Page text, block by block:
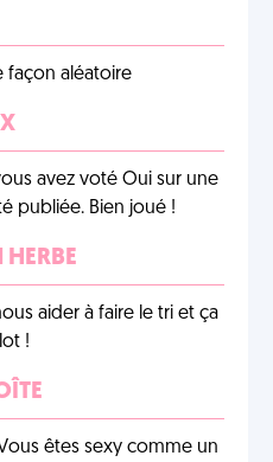
façon aléatoire
avez voté Oui sur une
publiée. Bien joué !
aider à faire le tri et ça
!
êtes sexy comme un